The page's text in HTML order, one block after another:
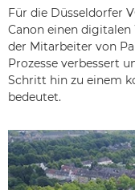
Für die Düsseldorfer
Canon einen
der Mitarbeiter von
Prozesse verbessert
Schritt hin zu einem
bedeutet.